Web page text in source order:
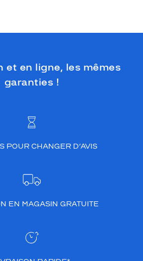
et en ligne, les mêmes
garanties !
POUR CHANGER D’AVIS
EN MAGASIN GRATUITE